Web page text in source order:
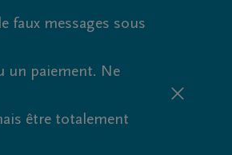
faux messages sous
un paiement. Ne
être totalement